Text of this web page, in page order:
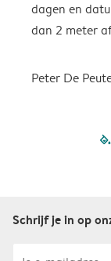
dagen en
dan 2 meter
Peter De
Schrijf je in op